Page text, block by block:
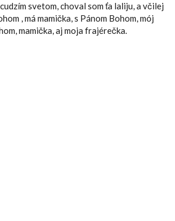
cudzím svetom, choval som ťa laliju, a včilej
, má mamička, s Pánom Bohom, mój
mamička, aj moja frajérečka.